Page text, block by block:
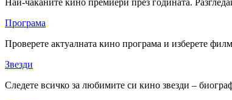
Най-чаканите кино премиери през годината.
Програма
Проверете актуалната кино програма и изберете
Звезди
Следете всичко за любимите си кино звезди –